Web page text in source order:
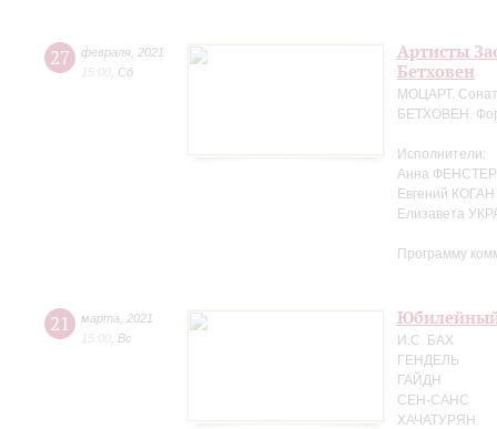
27 февраля 2021
15:00 Сб
Артисты
Бетховен
МОЦАРТ.
БЕТХОВЕН.
Исполнители:
Анна ФЕНСТЕР
Евгений
Елизавета
Программу
21 марта
2021
15:00 Вс
Юбилейный
И.С. БАХ
ГЕНДЕЛЬ
ГАЙДН
СЕН-САНС
ХАЧАТУРЯН